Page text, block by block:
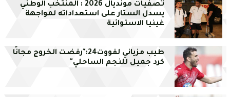
تصفيات مونديال 2026 : المنتخب الوطني
يسدل الستار على استعداداته لمواجهة
غينيا الاستوائية
طيب مزياني لفووت24:"رفضت الخروج مجانًا
كرد جميل للنجم الساحلي"